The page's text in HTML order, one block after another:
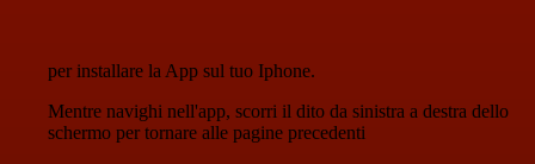
per installare la App sul tuo Iphone.
Mentre navighi nell'app, scorri il dito da sinistra a destra dello
schermo per tornare alle pagine precedenti